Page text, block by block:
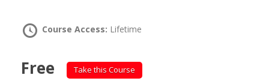
Course Access: Lifetime
Free Take this Course